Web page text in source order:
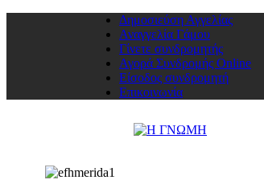
Δημοσιεύση Αγγελίας
Αναγγελία Γάμου
Γίνετε συνδρομητής
Αγορά Συνδρομής Online
Είσοδος συνδρομητή
Επικοινωνία